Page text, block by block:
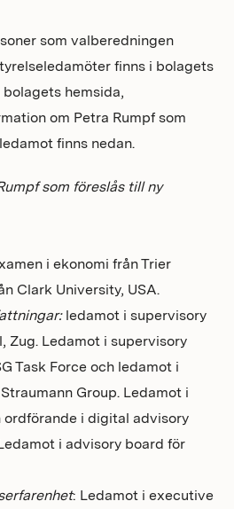
som valberedningen
finns i bolagets
hemsida,
om Petra Rumpf som
finns nedan.
som föreslås till ny
i ekonomi från Trier
Clark University, USA.
ledamot i supervisory
Zug. Ledamot i supervisory
Task Force och ledamot i
Group. Ledamot i
ordförande i digital advisory
i advisory board för
: Ledamot i executive